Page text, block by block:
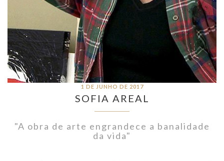
1 DE JUNHO DE 2017
SOFIA AREAL
"A obra de arte engrandece a banalidade
da vida"